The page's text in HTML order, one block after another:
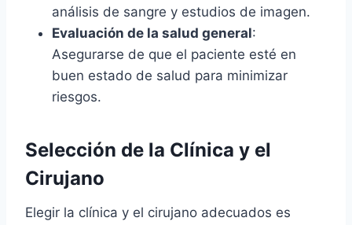
análisis de sangre y estudios de imagen.
Evaluación de la salud general:
Asegurarse de que el paciente esté en
buen estado de salud para minimizar
riesgos.
Selección de la Clínica y el
Cirujano
Elegir la clínica y el cirujano adecuados es